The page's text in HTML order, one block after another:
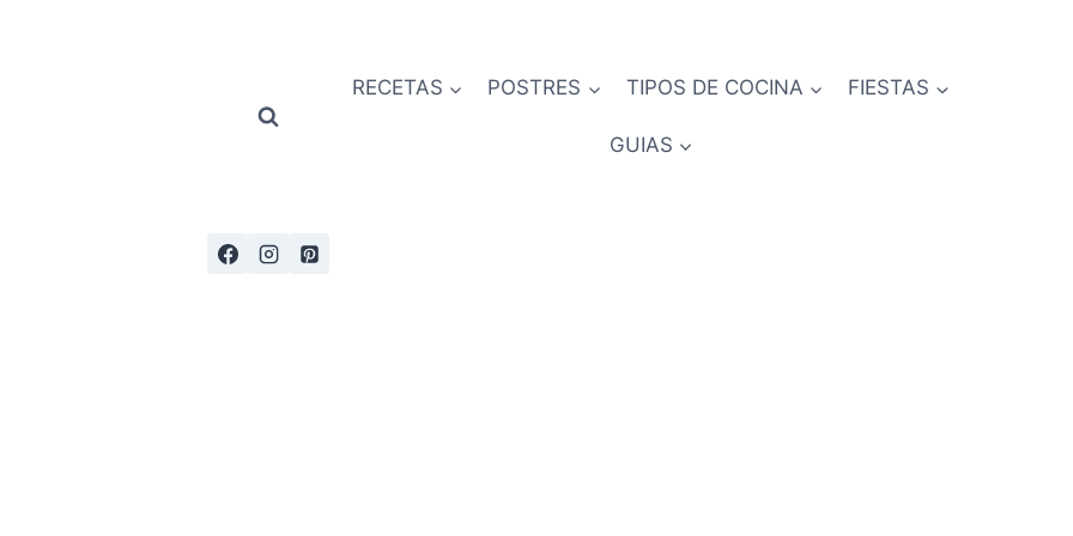
RECETAS POSTRES TIPOS DE COCINA FIESTAS
GUIAS